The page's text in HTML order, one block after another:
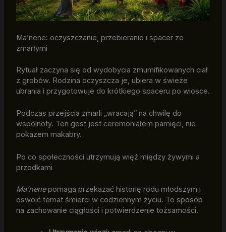
Ma’nene: oczyszczanie, przebieranie i spacer ze
zmarłymi
Rytuał zaczyna się od wydobycia zmumifikowanych ciał
z grobów. Rodzina oczyszcza je, ubiera w świeże
ubrania i przygotowuje do krótkiego spaceru po wiosce.
Podczas przejścia zmarli „wracają” na chwilę do
wspólnoty. Ten gest jest ceremoniałem pamięci, nie
pokazem makabry.
Po co społeczności utrzymują więź między żywymi a
przodkami
Ma’nenepomaga przekazać historię rodu młodszym i
oswoić temat śmierci w codziennym życiu. To sposób
na zachowanie ciągłości i potwierdzenie tożsamości.